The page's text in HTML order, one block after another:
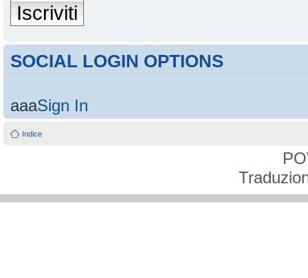
Iscriviti
SOCIAL LOGIN OPTIONS
aaaSign In
Indice